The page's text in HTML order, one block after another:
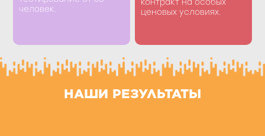
человек.
ценовых условиях.
НАШИ РЕЗУЛЬТАТЫ